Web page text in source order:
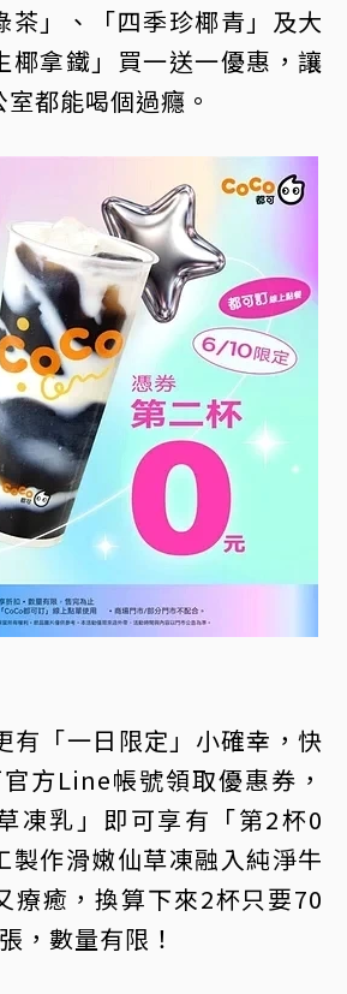
茶」、「四季珍椰青」及大
椰拿鐵」買一送一優惠，讓
都能喝個過癮。
有「一日限定」小確幸，快
方Line帳號領取優惠券，
凍乳」即可享有「第2杯0
製作滑嫩仙草凍融入純淨牛
療癒，換算下來2杯只要70
，數量有限！